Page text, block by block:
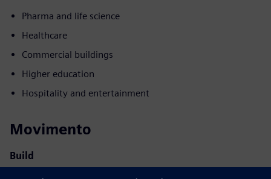
Pharma and life science
Healthcare
Commercial buildings
Higher education
Hospitality and entertainment
Movimento
Build
Expande ou baseia-se em um produto/solução do Siemens